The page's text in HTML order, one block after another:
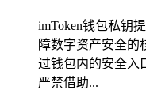
imToken钱包私钥
障数字资产安全的
过钱包内的安全入
严禁借助...